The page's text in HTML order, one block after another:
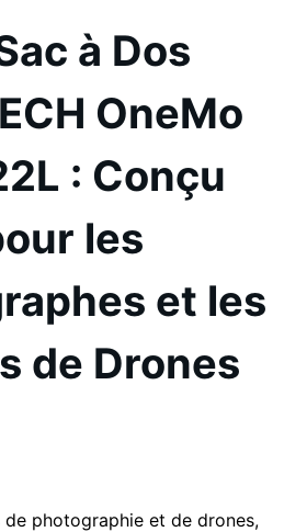
à Dos
OneMo
: Conçu
les
et les
de Drones
de photographie et de drones,